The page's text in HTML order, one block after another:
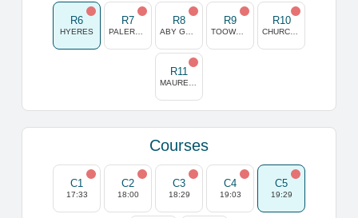
R6
HYERES
R7 R8 R9
TOOWOOMBA
R10
R11
Courses
C1
17:33
C2
18:00
C3
18:29
C4
19:03
C5
19:29